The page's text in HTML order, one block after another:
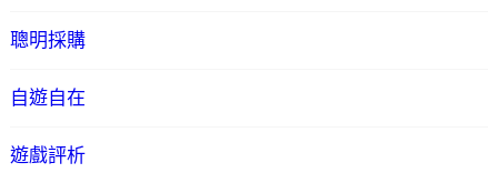
聰明採購
自遊自在
遊戲評析